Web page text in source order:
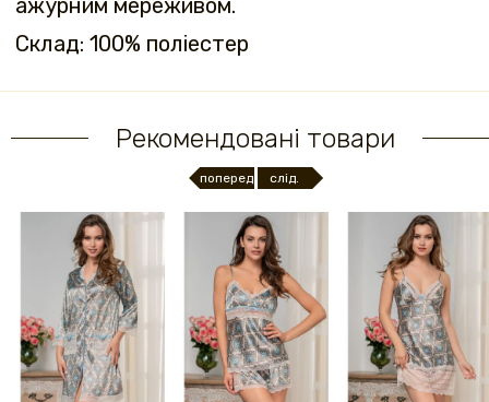
Склад: 100% поліестер
Рекомендовані товари
поперед. слід.